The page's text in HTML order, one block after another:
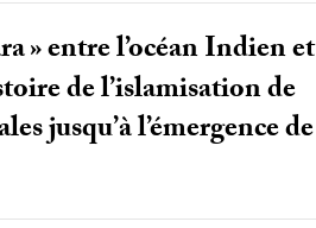
» entre l’océan Indien et
de l’islamisation de
jusqu’à l’émergence de